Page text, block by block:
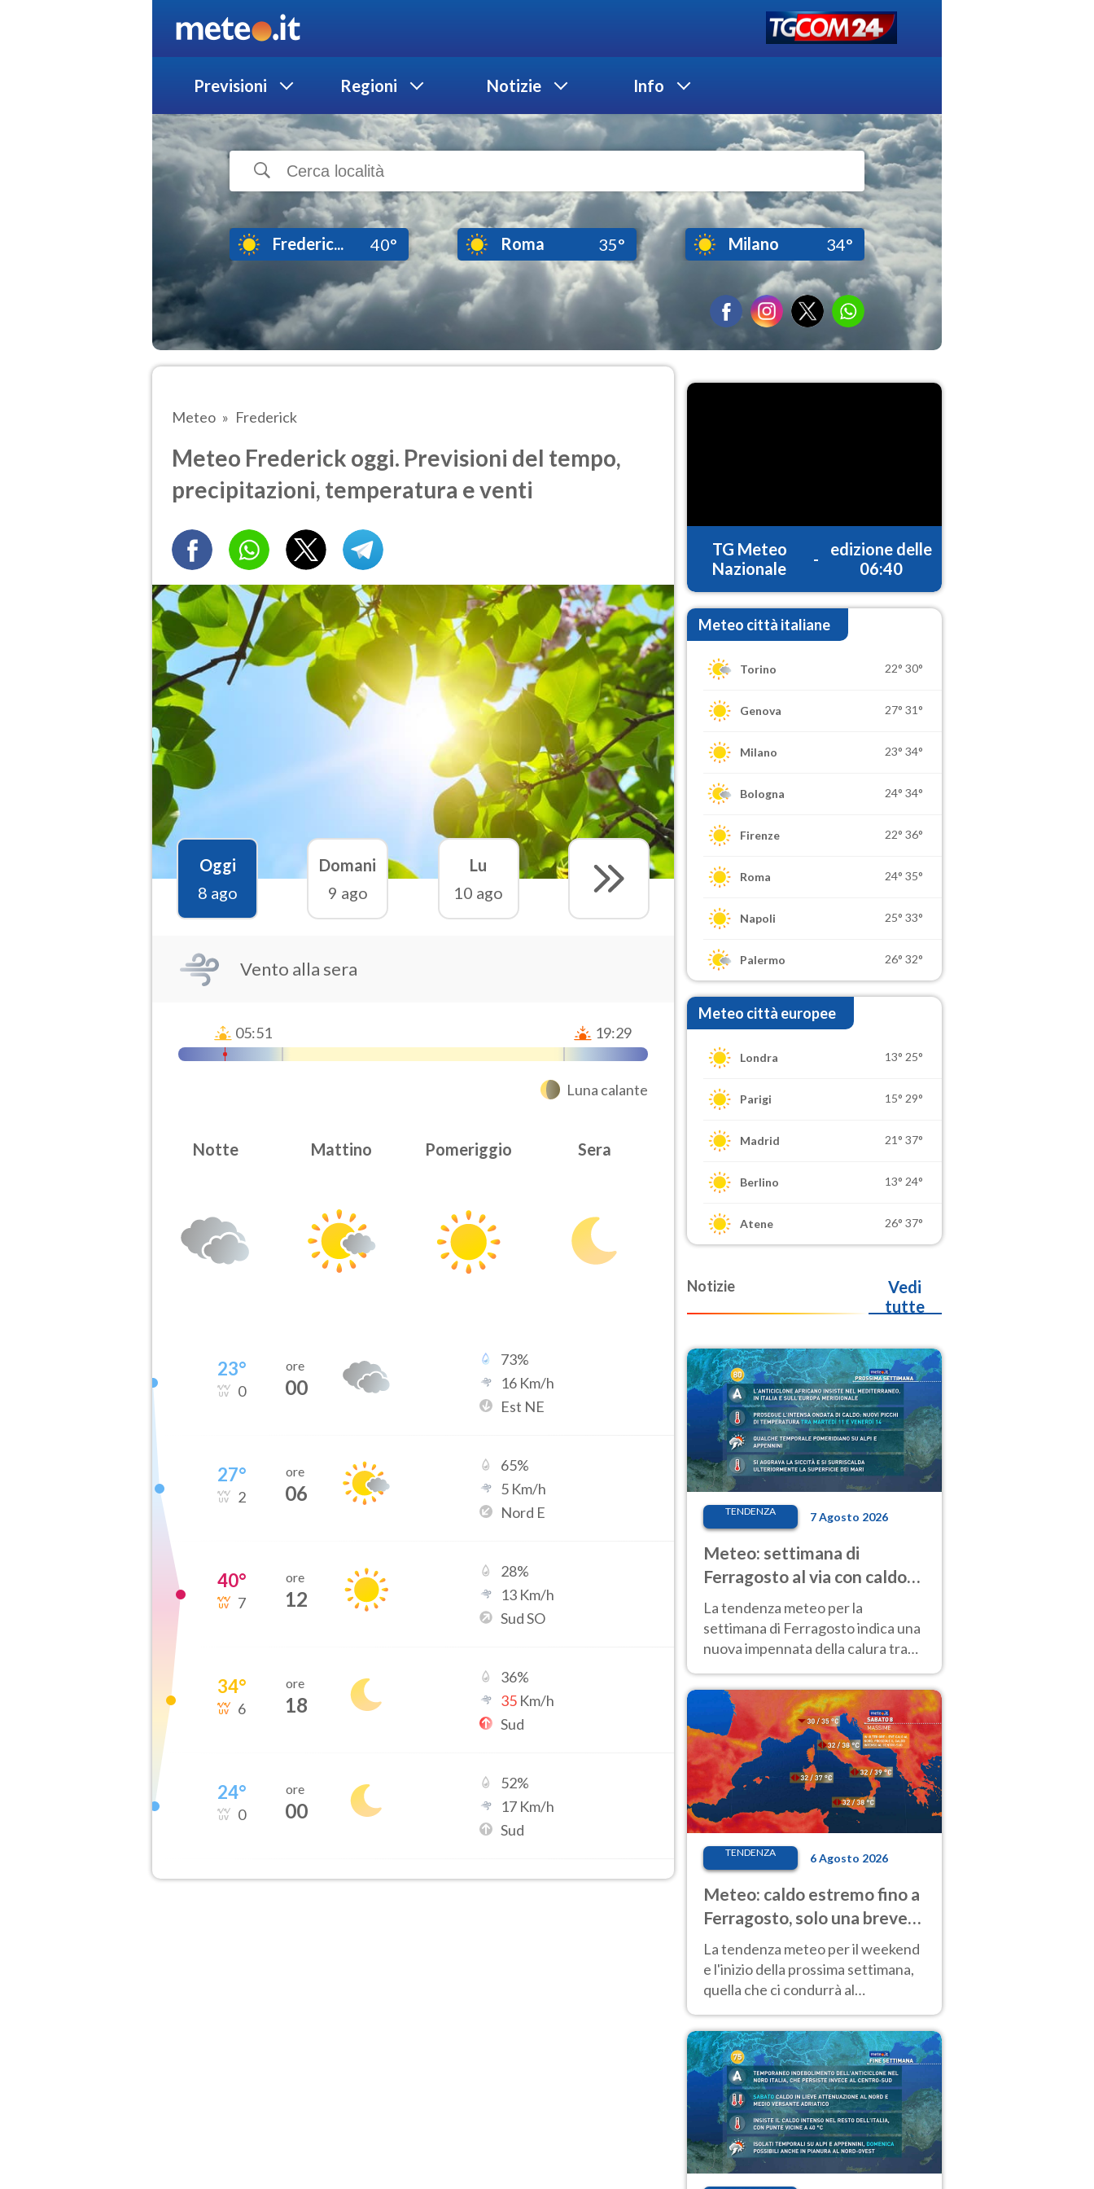
Previsioni Regioni Notizie Info
Frederic... 40° Roma 35° Milano 34°
Meteo Frederick
Meteo Frederick oggi. Previsioni del tempo,
precipitazioni, temperatura e venti
Oggi
8 ago
Domani
9 ago
Lu
10 ago
Vento alla sera
05:51 19:29
Luna calante
Notte Mattino Pomeriggio Sera
23°
0
ore
00
73%
16 Km/h
Est NE
27°
2
ore
06
65%
5 Km/h
Nord E
40°
7
ore
12
28%
13 Km/h
Sud SO
34°
6
ore
18
36%
35 Km/h
Sud
24°
0
ore
00
52%
17 Km/h
Sud
TG Meteo
Nazionale
-
edizione delle
06:40
Meteo città italiane
Torino 22° 30°
Genova 27° 31°
Milano 23° 34°
Bologna 24° 34°
Firenze 22° 36°
Roma 24° 35°
Napoli 25° 33°
Palermo 26° 32°
Meteo città europee
Londra 13° 25°
Parigi 15° 29°
Madrid 21° 37°
Berlino 13° 24°
Atene 26° 37°
Notizie
Vedi
tutte
TENDENZA 7 Agosto 2026
Meteo: settimana di
Ferragosto al via con caldo
intenso e qualche temporale
La tendenza meteo per la
settimana di Ferragosto indica una
nuova impennata della calura tra
anche al Nord.
TENDENZA 6 Agosto 2026
Meteo: caldo estremo fino a
Ferragosto, solo una breve
pausa. Ecco dove
La tendenza meteo per il weekend
e l'inizio della prossima settimana,
quella che ci condurrà al
temperature molto elevate